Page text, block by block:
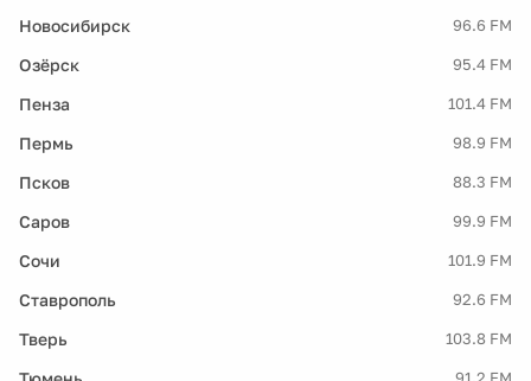
Новосибирск 96.6 FM
Озёрск 95.4 FM
Пенза 101.4 FM
Пермь 98.9 FM
Псков 88.3 FM
Саров 99.9 FM
Сочи 101.9 FM
Ставрополь 92.6 FM
Тверь 103.8 FM